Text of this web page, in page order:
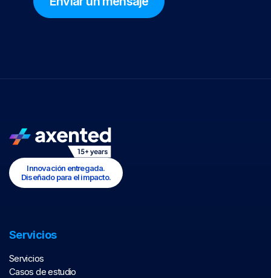
Innovación entregada.
Diseñado para el impacto.
Servicios
Servicios
Casos de estudio